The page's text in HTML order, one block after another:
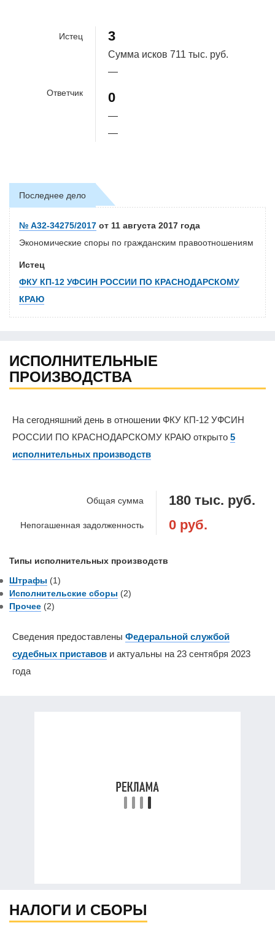
Истец
Ответчик
3
Сумма исков 711 тыс. руб.
—
0
—
—
Последнее дело
№ А32-34275/2017 от 11 августа 2017 года
Экономические споры по гражданским правоотношениям
Истец
ФКУ КП-12 УФСИН РОССИИ ПО КРАСНОДАРСКОМУ
КРАЮ
ИСПОЛНИТЕЛЬНЫЕ
ПРОИЗВОДСТВА
На сегодняшний день в отношении ФКУ КП-12 УФСИН
РОССИИ ПО КРАСНОДАРСКОМУ КРАЮ открыто 5
исполнительных производств
Общая сумма
Непогашенная задолженность
180 тыс. руб.
0 руб.
Типы исполнительных производств
Штрафы (1)
Исполнительские сборы (2)
Прочее (2)
Сведения предоставлены Федеральной службой
судебных приставов и актуальны на 23 сентября 2023
года
НАЛОГИ И СБОРЫ